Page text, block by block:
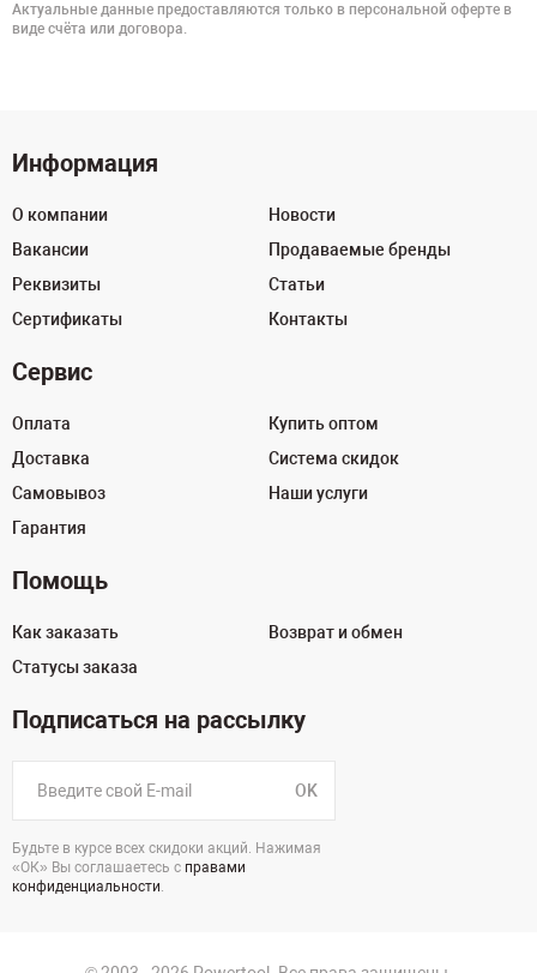
Актуальные данные предоставляются только в персональной оферте в
виде счёта или договора.
Информация
О компании
Вакансии
Реквизиты
Сертификаты
Новости
Продаваемые бренды
Статьи
Контакты
Сервис
Оплата
Доставка
Самовывоз
Гарантия
Купить оптом
Система скидок
Наши услуги
Помощь
Как заказать
Статусы заказа
Возврат и обмен
Подписаться на рассылку
OK
Будьте в курсе всех скидоки акций. Нажимая
«ОК» Вы соглашаетесь с правами
конфиденциальности.